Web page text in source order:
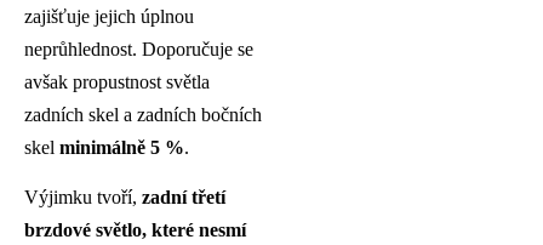
zajišťuje jejich úplnou
neprůhlednost. Doporučuje se
avšak propustnost světla
zadních skel a zadních bočních
skel minimálně 5 %.
Výjimku tvoří, zadní třetí
brzdové světlo, které nesmí